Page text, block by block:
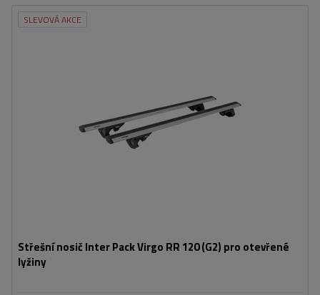
SLEVOVÁ AKCE
Střešní nosič Inter Pack Virgo RR 120 (G2) pro otevřené
lyžiny